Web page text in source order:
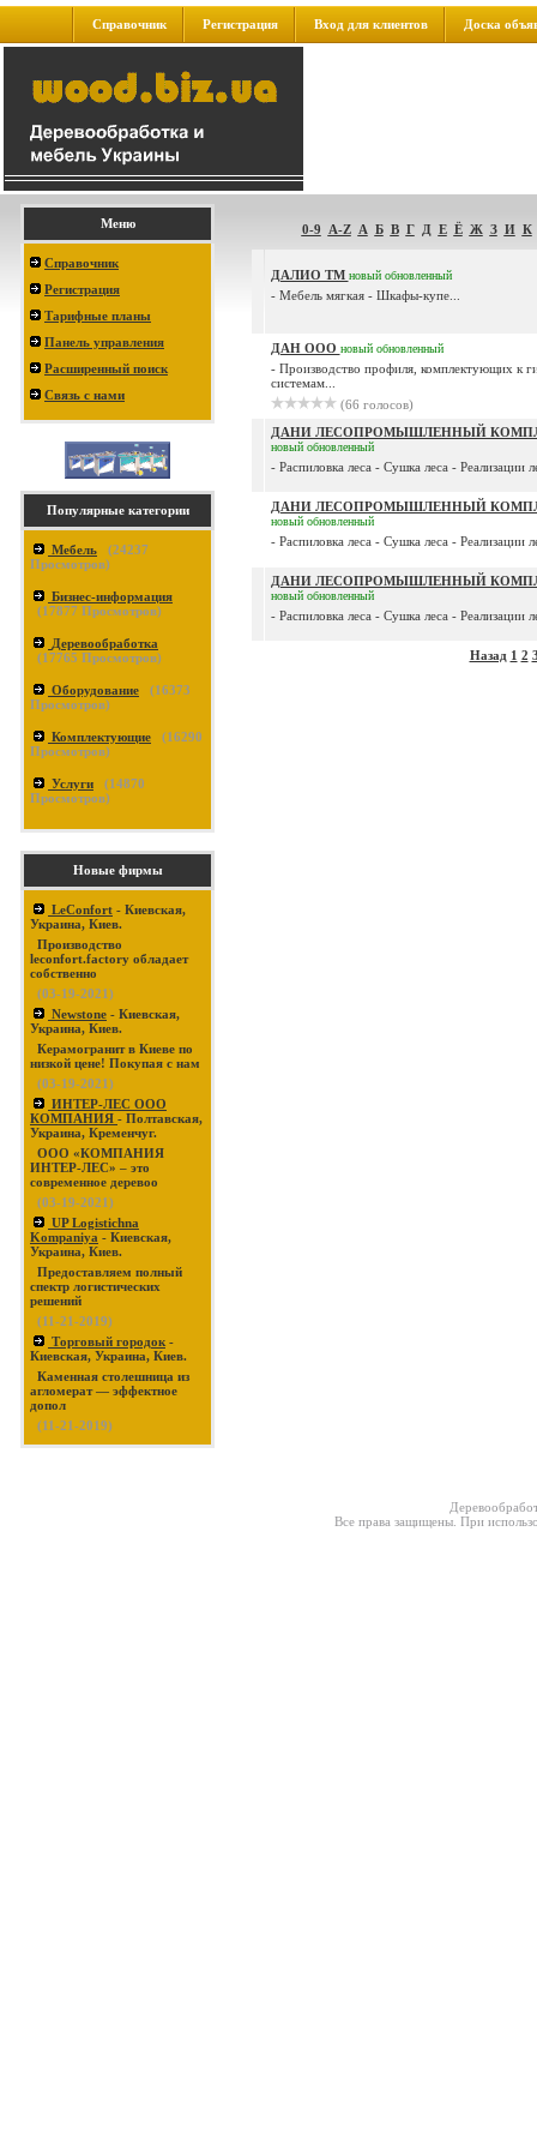
Справочник Регистрация Вход для клиентов Доска
Меню
Справочник
Регистрация
Тарифные планы
Панель управления
Расширенный поиск
Связь с нами
Популярные категории
Мебель (24237
Просмотров)
Бизнес-информация
(17877 Просмотров)
Деревообработка
(17765 Просмотров)
Оборудование (16373
Просмотров)
Комплектующие (16290
Просмотров)
Услуги (14870
Просмотров)
Новые фирмы
LeConfort - Киевская,
Украина, Киев.
Производство
leconfort.factory обладает
собственно
(03-19-2021)
Newstone - Киевская,
Украина, Киев.
Керамогранит в Киеве по
низкой цене! Покупая с нам
(03-19-2021)
ИНТЕР-ЛЕС ООО
КОМПАНИЯ - Полтавская,
Украина, Кременчуг.
ООО «КОМПАНИЯ
ИНТЕР-ЛЕС» – это
современное деревоо
(03-19-2021)
UP Logistichna
Kompaniya - Киевская,
Украина, Киев.
Предоставляем полный
спектр логистических
решений
(11-21-2019)
Торговый городок -
Киевская, Украина, Киев.
Каменная столешница из
агломерат — эффектное
допол
(11-21-2019)
0-9 A-Z А Б В Г Д Е Ё Ж З И К
ДАЛИО ТМ новый обновленный
- Мебель мягкая - Шкафы-купе...
ДАН ООО новый обновленный
- Производство профиля, комплектующих к
системам...
(66 голосов)
ДАНИ ЛЕСОПРОМЫШЛЕННЫЙ
новый обновленный
- Распиловка леса - Сушка леса - Реализации
ДАНИ ЛЕСОПРОМЫШЛЕННЫЙ
новый обновленный
- Распиловка леса - Сушка леса - Реализации
ДАНИ ЛЕСОПРОМЫШЛЕННЫЙ
новый обновленный
- Распиловка леса - Сушка леса - Реализации
Назад 1 2
Все права защищены. При